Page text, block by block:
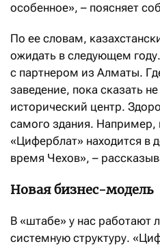
особенное», – поясняет
По ее словам,
ожидать в следующем
с партнером из Алматы.
заведение, пока сказать
исторический центр.
самого здания. Например,
«Циферблат» находится в
время Чехов», –
Новая бизнес-модель
В «штабе» у нас работают
системную структуру.